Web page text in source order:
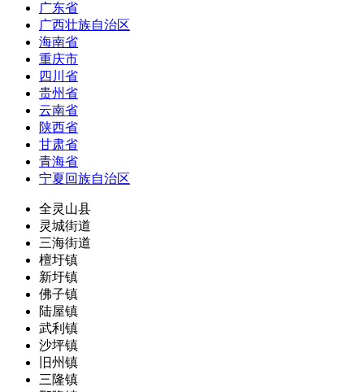
广东省
广西壮族自治区
海南省
重庆市
四川省
贵州省
云南省
陕西省
甘肃省
青海省
宁夏回族自治区
全灵山县
灵城街道
三海街道
檀圩镇
新圩镇
佛子镇
陆屋镇
武利镇
沙坪镇
旧州镇
三隆镇